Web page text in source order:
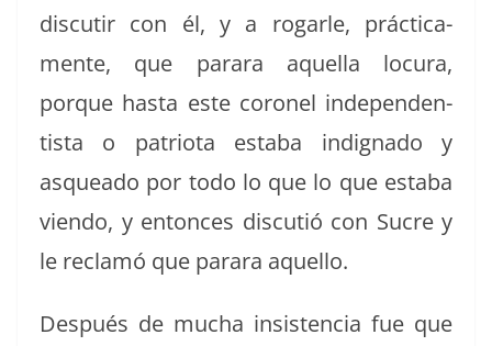
dis­cu­tir con él, y a rog­a­r­le, prác­ti­ca­
mente, que parara aque­l­la locu­ra,
porque has­ta este coro­nel inde­pen­den­
tista o patri­o­ta esta­ba indig­na­do y
asquea­do por todo lo que lo que esta­ba
vien­do, y entonces dis­cu­tió con Sucre y
le reclamó que parara aquello.
Después de mucha insis­ten­cia fue que